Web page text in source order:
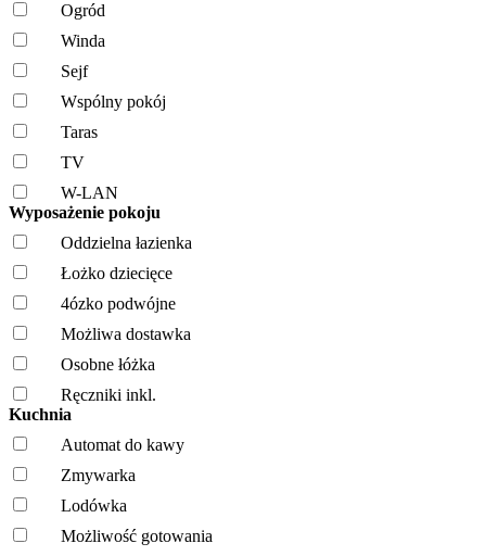
Ogród
Winda
Sejf
Wspólny pokój
Taras
TV
W-LAN
Wyposażenie pokoju
Oddzielna łazienka
Łożko dziecięce
4ózko podwójne
Możliwa dostawka
Osobne łóżka
Ręczniki inkl.
Kuchnia
Automat do kawy
Zmywarka
Lodówka
Możliwość gotowania